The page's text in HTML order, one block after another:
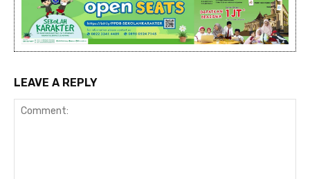
LEAVE A REPLY